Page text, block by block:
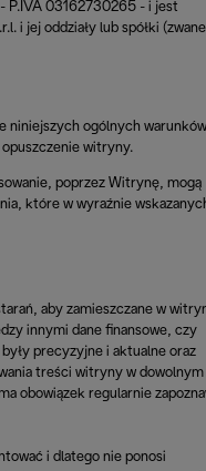
P.IVA 03162730265 - i jest
i jej oddziały lub spółki (zwane
niniejszych ogólnych
opuszczenie witryny.
poprzez Witrynę, mogą
które w wyraźnie
aby zamieszczane w
innymi dane finansowe, czy
precyzyjne i aktualne oraz
treści witryny w dowolnym
obowiązek regularnie
i dlatego nie ponosi